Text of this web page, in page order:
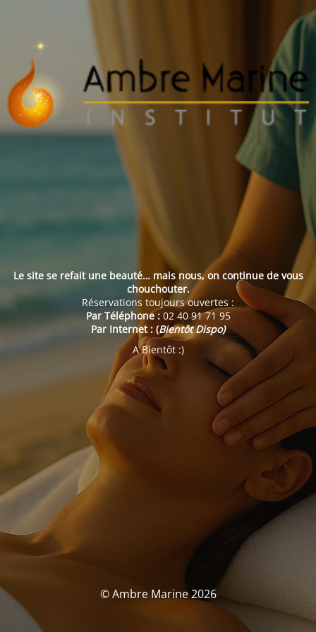
Le site se refait une beauté… mais nous, on continue de vous
chouchouter.
Réservations toujours ouvertes :
Par Téléphone :02 40 91 71 95
Par Internet : (Bientôt Dispo)
A Bientôt :)
© Ambre Marine 2026